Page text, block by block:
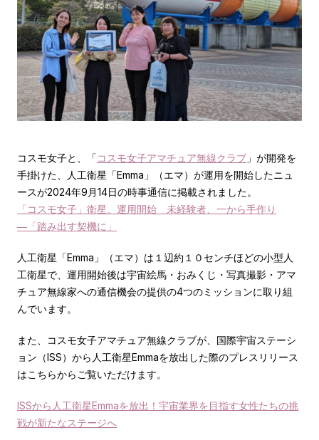
コスモ女子と、「コスモ女子アマチュア無線クラブ 」が開発を
手掛けた、人工衛星「Emma」（エマ）が運用を開始したニュ
ースが2024年9月14日の時事通信に掲載されました。
「コスモ女子」衛星、運用開始 未経験者、一から手作り
―「踏み出す契機に」
人工衛星「Emma」（エマ）は１辺約１０センチほどの小型人
工衛星で、運用開始後は宇宙絵馬・おみくじ・写真撮影・アマ
チュア無線家への通信機会の提供の4つのミッションに取り組
んでいます。
また、コスモ女子アマチュア無線クラブが、国際宇宙ステーシ
ョン（ISS）から人工衛星Emmaを放出した際のプレスリリース
はこちらからご覧いただけます。
ISSから人工衛星Emmaを放出！宇宙業界を目指す女性たちの挑
戦が新たなステージへ